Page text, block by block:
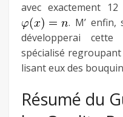
avec exactement
. M’ enfin,
développerai
spécialisé
lisant eux des
Résumé du